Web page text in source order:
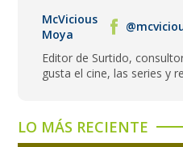
McVicious
Moya
Editor de Surtido,
gusta el cine, las series y
LO MÁS RECIENTE